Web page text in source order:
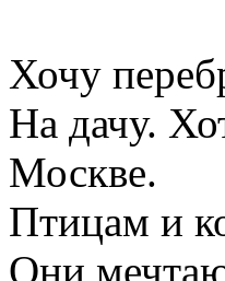
Хочу
На дачу.
Москве.
Птицам и
Они